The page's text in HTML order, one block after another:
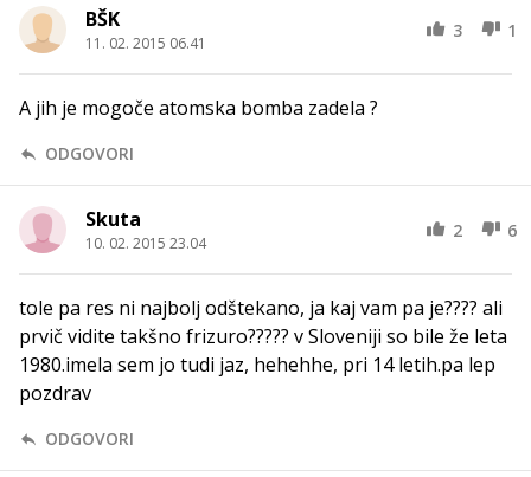
BŠK
11. 02. 2015 06.41
3 1
A jih je mogoče atomska bomba zadela ?
ODGOVORI
Skuta
10. 02. 2015 23.04
2 6
tole pa res ni najbolj odštekano, ja kaj vam pa je???? ali
prvič vidite takšno frizuro????? v Sloveniji so bile že leta
1980.imela sem jo tudi jaz, hehehhe, pri 14 letih.pa lep
pozdrav
ODGOVORI